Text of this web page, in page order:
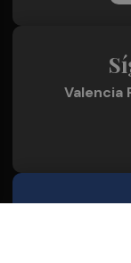
Valencia